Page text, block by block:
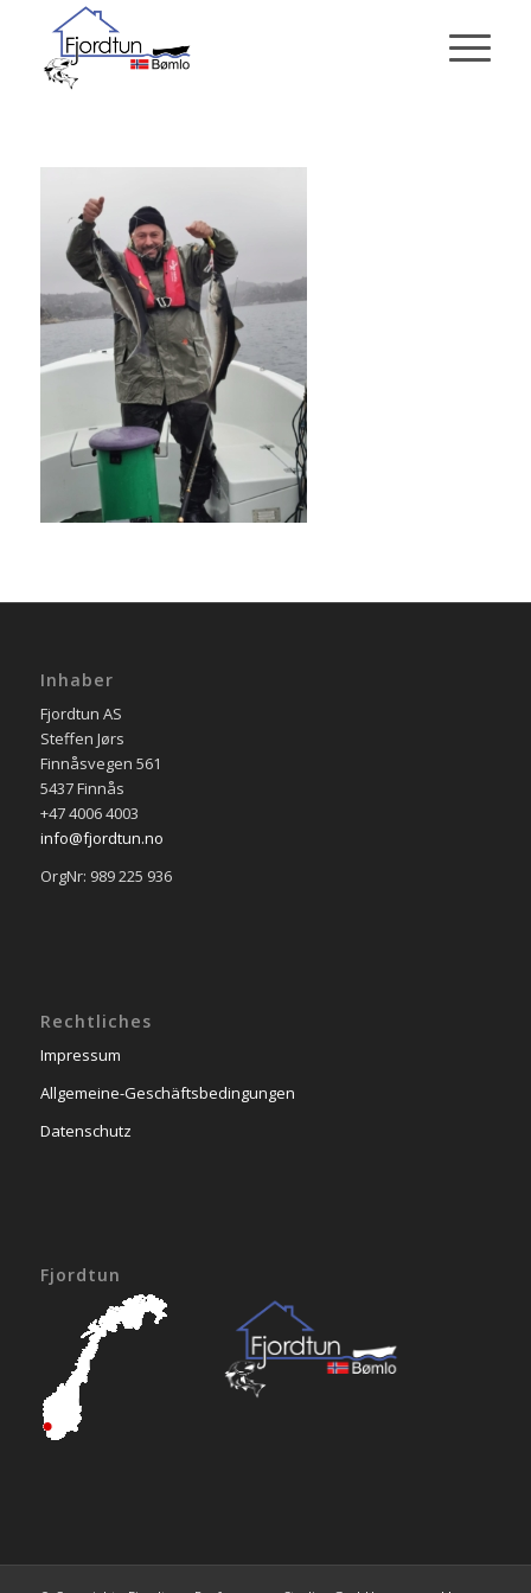
Inhaber
Fjordtun AS
Steffen Jørs
Finnåsvegen 561
5437 Finnås
+47 4006 4003
info@fjordtun.no
OrgNr: 989 225 936
Rechtliches
Impressum
Allgemeine-Geschäftsbedingungen
Datenschutz
Fjordtun